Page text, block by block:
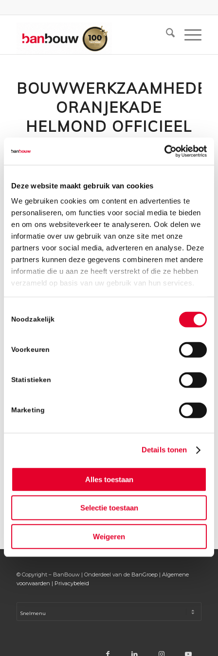
Deze website maakt gebruik van cookies
We gebruiken cookies om content en advertenties te
personaliseren, om functies voor social media te bieden
en om ons websiteverkeer te analyseren. Ook delen we
informatie over uw gebruik van onze site met onze
partners voor social media, adverteren en analyse. Deze
partners kunnen deze gegevens combineren met andere
informatie die u aan ze heeft verstrekt of die ze hebben
verzameld op basis van uw gebruik van hun services.
Noodzakelijk
Voorkeuren
Statistieken
Marketing
Details tonen
Alles toestaan
Selectie toestaan
Weigeren
ORANJEKADE
HELMOND OFFICIEEL
Lees meer
19 OKTOBER 2021
RENOVATIE KARREGAT
WINT EINDHOVENSE
‘GEBOUW MAAKT
Lees meer
15 OKTOBER 2021
© Copyright – BanBouw | Onderdeel van de BanGroep| Algemene
voorwaarden | Privacybeleid